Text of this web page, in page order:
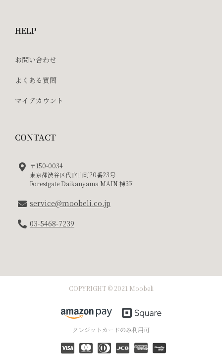
HELP
お問い合わせ
よくある質問
マイアカウント
CONTACT
〒150-0034
東京都渋谷区代官山町20番23号
Forestgate Daikanyama MAIN 棟3F
service@moobeli.co.jp
03-5468-7239
COPYRIGHT © 2021 Moobeli
クレジットカードのみ利用可